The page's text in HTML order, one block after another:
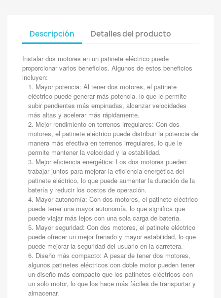
Descripción Detalles del producto
Instalar dos motores en un patinete eléctrico puede
proporcionar varios beneficios. Algunos de estos beneficios
incluyen:
Mayor potencia: Al tener dos motores, el patinete
eléctrico puede generar más potencia, lo que le permite
subir pendientes más empinadas, alcanzar velocidades
más altas y acelerar más rápidamente.
Mejor rendimiento en terrenos irregulares: Con dos
motores, el patinete eléctrico puede distribuir la potencia de
manera más efectiva en terrenos irregulares, lo que le
permite mantener la velocidad y la estabilidad.
Mejor eficiencia energética: Los dos motores pueden
trabajar juntos para mejorar la eficiencia energética del
patinete eléctrico, lo que puede aumentar la duración de la
batería y reducir los costos de operación.
Mayor autonomía: Con dos motores, el patinete eléctrico
puede tener una mayor autonomía, lo que significa que
puede viajar más lejos con una sola carga de batería.
Mayor seguridad: Con dos motores, el patinete eléctrico
puede ofrecer un mejor frenado y mayor estabilidad, lo que
puede mejorar la seguridad del usuario en la carretera.
Diseño más compacto: A pesar de tener dos motores,
algunos patinetes eléctricos con doble motor pueden tener
un diseño más compacto que los patinetes eléctricos con
un solo motor, lo que los hace más fáciles de transportar y
almacenar.